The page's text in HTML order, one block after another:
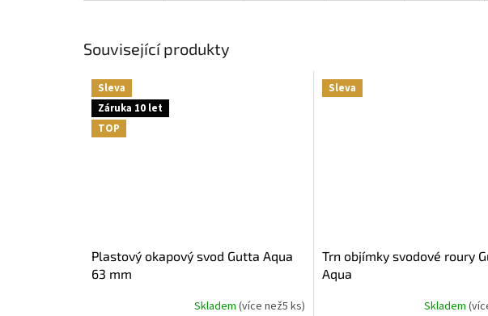
Související produkty
Sleva
Záruka 10 let
TOP
Plastový okapový svod Gutta Aqua
63 mm
Skladem (více než5 ks)
Sleva
Trn objímky svodové roury Gutta
Aqua
Skladem(